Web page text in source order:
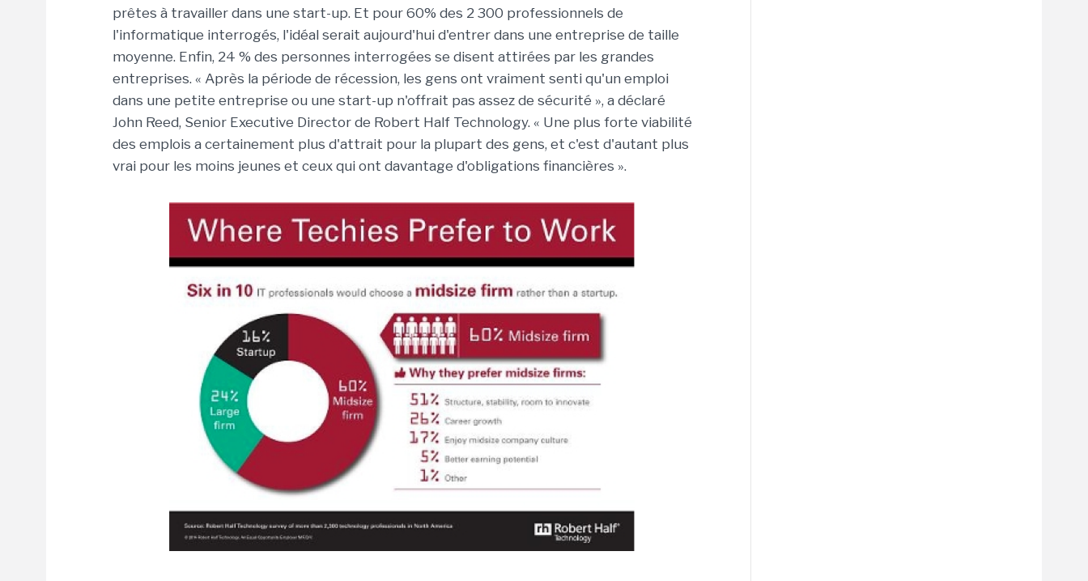
prêtes à travailler dans une start-up. Et pour 60% des 2 300 professionnels de
l'informatique interrogés, l'idéal serait aujourd'hui d'entrer dans une entreprise de taille
moyenne. Enfin, 24 % des personnes interrogées se disent attirées par les grandes
entreprises. « Après la période de récession, les gens ont vraiment senti qu'un emploi
dans une petite entreprise ou une start-up n'offrait pas assez de sécurité », a déclaré
John Reed, Senior Executive Director de Robert Half Technology. « Une plus forte viabilité
des emplois a certainement plus d'attrait pour la plupart des gens, et c'est d'autant plus
vrai pour les moins jeunes et ceux qui ont davantage d'obligations financières ».